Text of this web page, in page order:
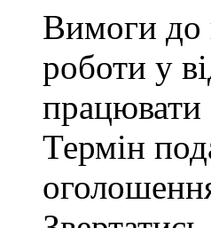
Вимоги до
роботи у
Термін